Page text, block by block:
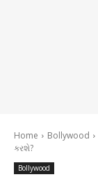
Home Bollywood
કરશે?
Bollywood